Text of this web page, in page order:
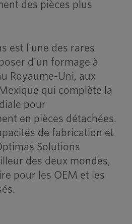
des pièces plus
est l'une des rares
d'un formage à
Royaume-Uni, aux
qui complète la
pour
en pièces détachées.
de fabrication et
Solutions
des deux mondes,
pour les OEM et les